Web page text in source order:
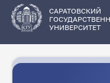
основному
содержанию
САРАТОВСКИЙ
УНИВЕРСИТЕТ